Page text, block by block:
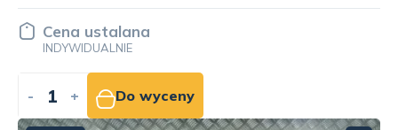
Cena ustalana
INDYWIDUALNIE
- + Do wyceny